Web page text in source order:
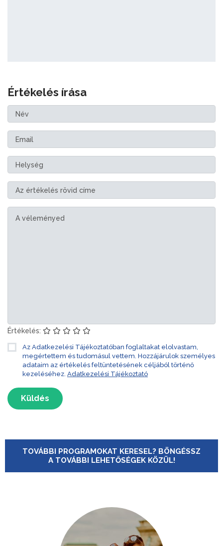
Értékelés írása
Értékelés:
Az Adatkezelési Tájékoztatóban foglaltakat elolvastam,
megértettem és tudomásul vettem. Hozzájárulok személyes
adataim az értékelés feltüntetésének céljából történő
kezeléséhez. Adatkezelési Tájékoztató
Küldés
TOVÁBBI PROGRAMOKAT KERESEL? BÖNGÉSSZ
A TOVÁBBI LEHETŐSÉGEK KÖZÜL!